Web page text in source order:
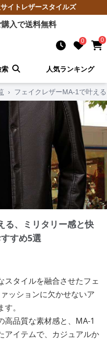
イト レザースタイルズ
入で送料無料
0 0
索 人気ランキング
› フェイクレザーMA-1で叶え
る、ミリタリー感と快
すめ5選
スタイルを融合させたフェ
ッションに欠かせないア
。
高品質な素材感と、MA-1
アイテムで、カジュアルか